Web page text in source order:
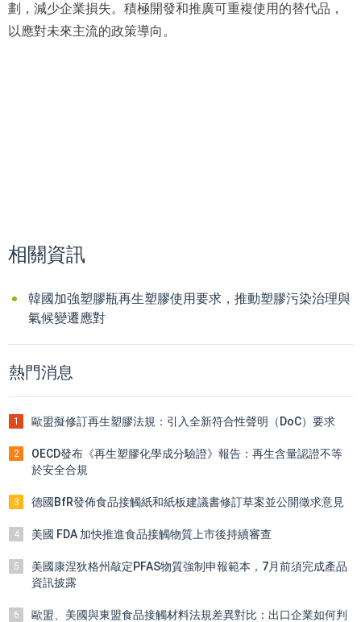
劃，減少企業損失。積極開發和推廣可重複使用的替代品，
以應對未來主流的政策導向。
相關資訊
韓國加強塑膠瓶再生塑膠使用要求，推動塑膠污染治理與
氣候變遷應對
熱門消息
1 歐盟擬修訂再生塑膠法規：引入全新符合性聲明（DoC）要求
2
OECD發布《再生塑膠化學成分驗證》報告：再生含量認證不等
於安全合規
3 德國BfR發佈食品接觸紙和紙板建議書修訂草案並公開徵求意見
4 美國 FDA 加快推進食品接觸物質上市後持續審查
5
美國康涅狄格州敲定PFAS物質強制申報範本，7月前須完成產品
資訊披露
6
歐盟、美國與東盟食品接觸材料法規差異對比：出口企業如何判